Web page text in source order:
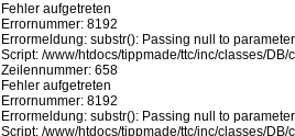
Fehler aufgetreten
Errornummer: 8192
Errormeldung: substr(): Passing null to
Script: /www/htdocs/tippmade/ttc/inc/classes/DB/
Zeilennummer: 658
Fehler aufgetreten
Errornummer: 8192
Errormeldung: substr(): Passing null to
Script: /www/htdocs/tippmade/ttc/inc/classes/DB/